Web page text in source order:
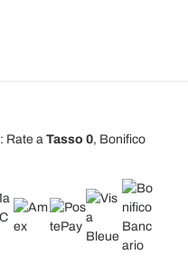
Rate a Tasso 0, Bonifico